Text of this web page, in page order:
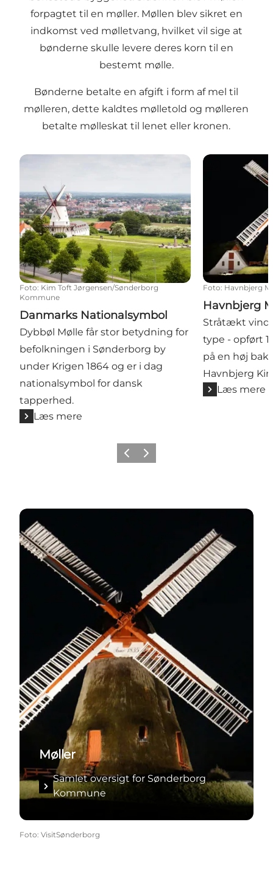
forpagtet til en møller. Møllen blev sikret en
indkomst ved mølletvang, hvilket vil sige at
bønderne skulle levere deres korn til en
bestemt mølle.
Bønderne betalte en afgift i form af mel til
mølleren, dette kaldtes mølletold og mølleren
betalte mølleskat til lenet eller kronen.
Danmarks Nationalsymbol
Foto: Kim Toft Jørgensen/Sønderborg
Kommune
Danmarks Nationalsymbol
Dybbøl Mølle får stor betydning for
befolkningen i Sønderborg by
under Krigen 1864 og er i dag
nationalsymbol for dansk
tapperhed.
Læs mere
Havnbjerg
Foto: Havnbjerg
Havnbjerg
Stråtækt
type - opført
på en høj
Havnbjerg
Læs mere
ForrigeNæste
Samlet oversigt for Sønderborg Kommune
Møller
Samlet oversigt for Sønderborg
Kommune
Foto: VisitSønderborg